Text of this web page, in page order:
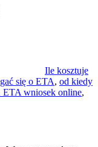
Ile kosztuje
się o ETA, od kiedy
wniosek online,